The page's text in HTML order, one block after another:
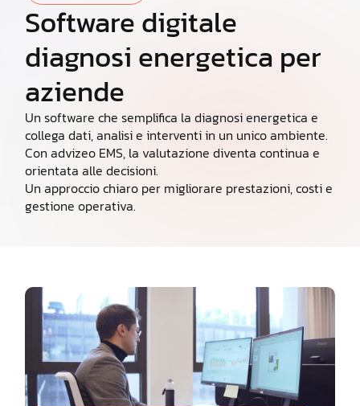
Software digitale
diagnosi energetica per
aziende
Un software che semplifica la diagnosi energetica e
collega dati, analisi e interventi in un unico ambiente.
Con advizeo EMS, la valutazione diventa continua e
orientata alle decisioni.
Un approccio chiaro per migliorare prestazioni, costi e
gestione operativa.